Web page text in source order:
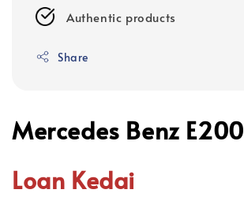
Authentic products
Share
Mercedes Benz E200
Loan Kedai